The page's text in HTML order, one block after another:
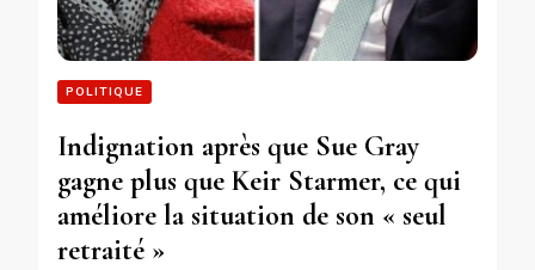
POLITIQUE
Indignation après que Sue Gray
gagne plus que Keir Starmer, ce qui
améliore la situation de son « seul
retraité »